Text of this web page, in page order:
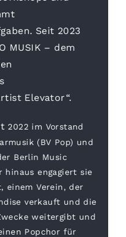
Seit 2023
MUSIK – dem
Elevator“.
2022 im Vorstand
(BV Pop) und
Berlin Music
hinaus engagiert sie
einem Verein, der
verkauft und die
weitergibt und
Popchor für